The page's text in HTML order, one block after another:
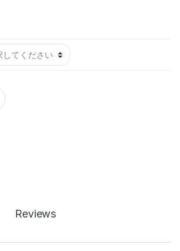
ヘッドセット (両耳） UC809D quantity
Reviews